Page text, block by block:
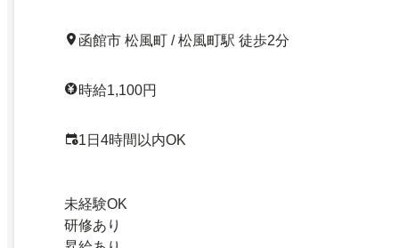
函館市 松風町 / 松風町駅 徒歩2分
時給1,100円
1日4時間以内OK
未経験OK
研修あり